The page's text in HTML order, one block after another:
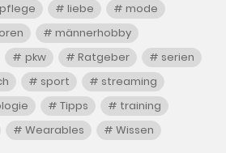
liebe
mode
männerhobby
pkw Ratgeber
serien
sport
streaming
Tipps
training
Wearables Wissen